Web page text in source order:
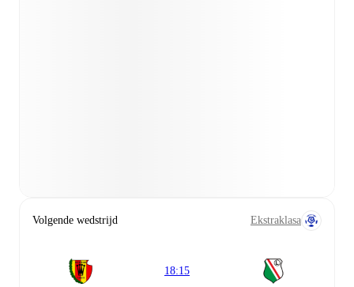
Volgende wedstrijd Ekstraklasa
18:15